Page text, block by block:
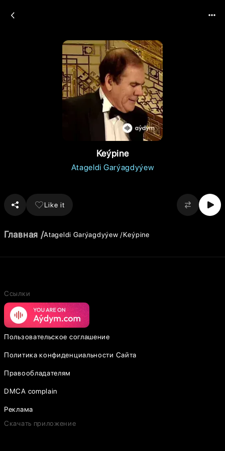
Keýpine
Atageldi Garýagdyýew
Like it
Главная Atageldi Garýagdyýew Keýpine
Ссылки
Пользовательское соглашение
Политика конфиденциальности Сайта
Правообладателям
DMCA complain
Реклама
Скачать приложение